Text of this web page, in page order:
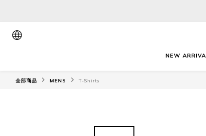
NEW
全部商品 MENS T-Shirts